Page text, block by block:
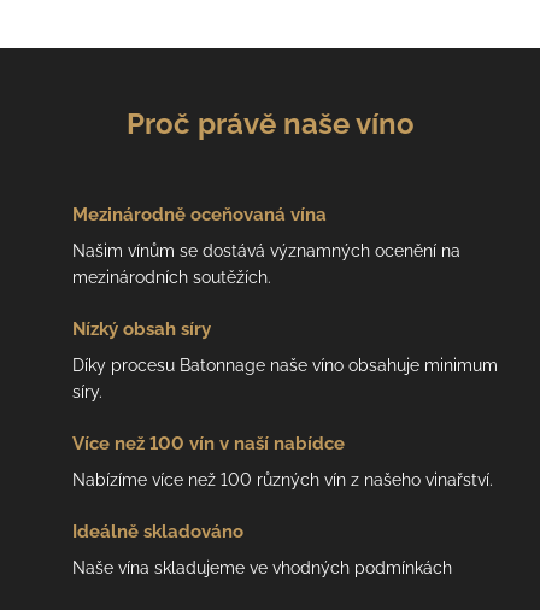
Proč právě naše víno
Mezinárodně oceňovaná vína
Našim vínům se dostává významných ocenění na
mezinárodních soutěžích.
Nízký obsah síry
Díky procesu Batonnage naše víno obsahuje minimum
síry.
Více než 100 vín v naší nabídce
Nabízíme více než 100 různých vín z našeho vinařství.
Ideálně skladováno
Naše vína skladujeme ve vhodných podmínkách